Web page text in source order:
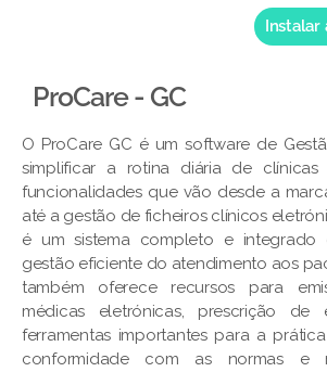
Instalar
ProCare - GC
O ProCare GC é um software de
simplificar a rotina diária de clínicas
funcionalidades que vão desde a
até a gestão de ficheiros clínicos
é um sistema completo e integrado
gestão eficiente do atendimento aos
também oferece recursos para
médicas eletrónicas, prescrição de
ferramentas importantes para a
conformidade com as normas e